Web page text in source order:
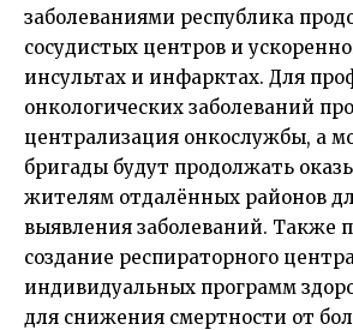
заболеваниями республика
сосудистых центров и
инсультах и инфарктах. Для
онкологических заболеваний
централизация онкослужбы, а
бригады будут продолжать
жителям отдалённых районов
выявления заболеваний. Также
создание респираторного
индивидуальных программ
для снижения смертности от